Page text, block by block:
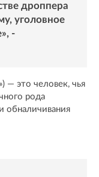
дроппера
уголовное
-
— это человек, чья
рода
обналичивания